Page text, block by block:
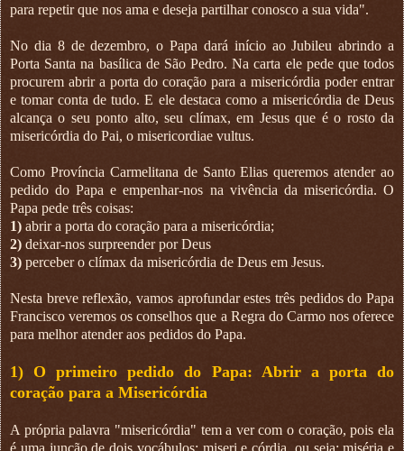
para repetir que nos ama e deseja partilhar conosco a sua vida".
No dia 8 de dezembro, o Papa dará início ao Jubileu abrindo a
Porta Santa na basílica de São Pedro. Na carta ele pede que todos
procurem abrir a porta do coração para a misericórdia poder entrar
e tomar conta de tudo. E ele destaca como a misericórdia de Deus
alcança o seu ponto alto, seu clímax, em Jesus que é o rosto da
misericórdia do Pai, o misericordiae vultus.
Como Província Carmelitana de Santo Elias queremos atender ao
pedido do Papa e empenhar-nos na vivência da misericórdia. O
Papa pede três coisas:
1) abrir a porta do coração para a misericórdia;
2) deixar-nos surpreender por Deus
3) perceber o clímax da misericórdia de Deus em Jesus.
Nesta breve reflexão, vamos aprofundar estes três pedidos do Papa
Francisco veremos os conselhos que a Regra do Carmo nos oferece
para melhor atender aos pedidos do Papa.
1) O primeiro pedido do Papa: Abrir a porta do
coração para a Misericórdia
A própria palavra "misericórdia" tem a ver com o coração, pois ela
é uma junção de dois vocábulos: miseri e córdia, ou seja: miséria e